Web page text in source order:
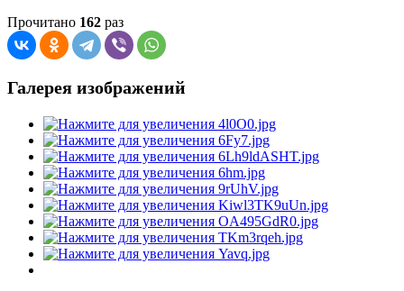
Прочитано 162 раз
Галерея изображений